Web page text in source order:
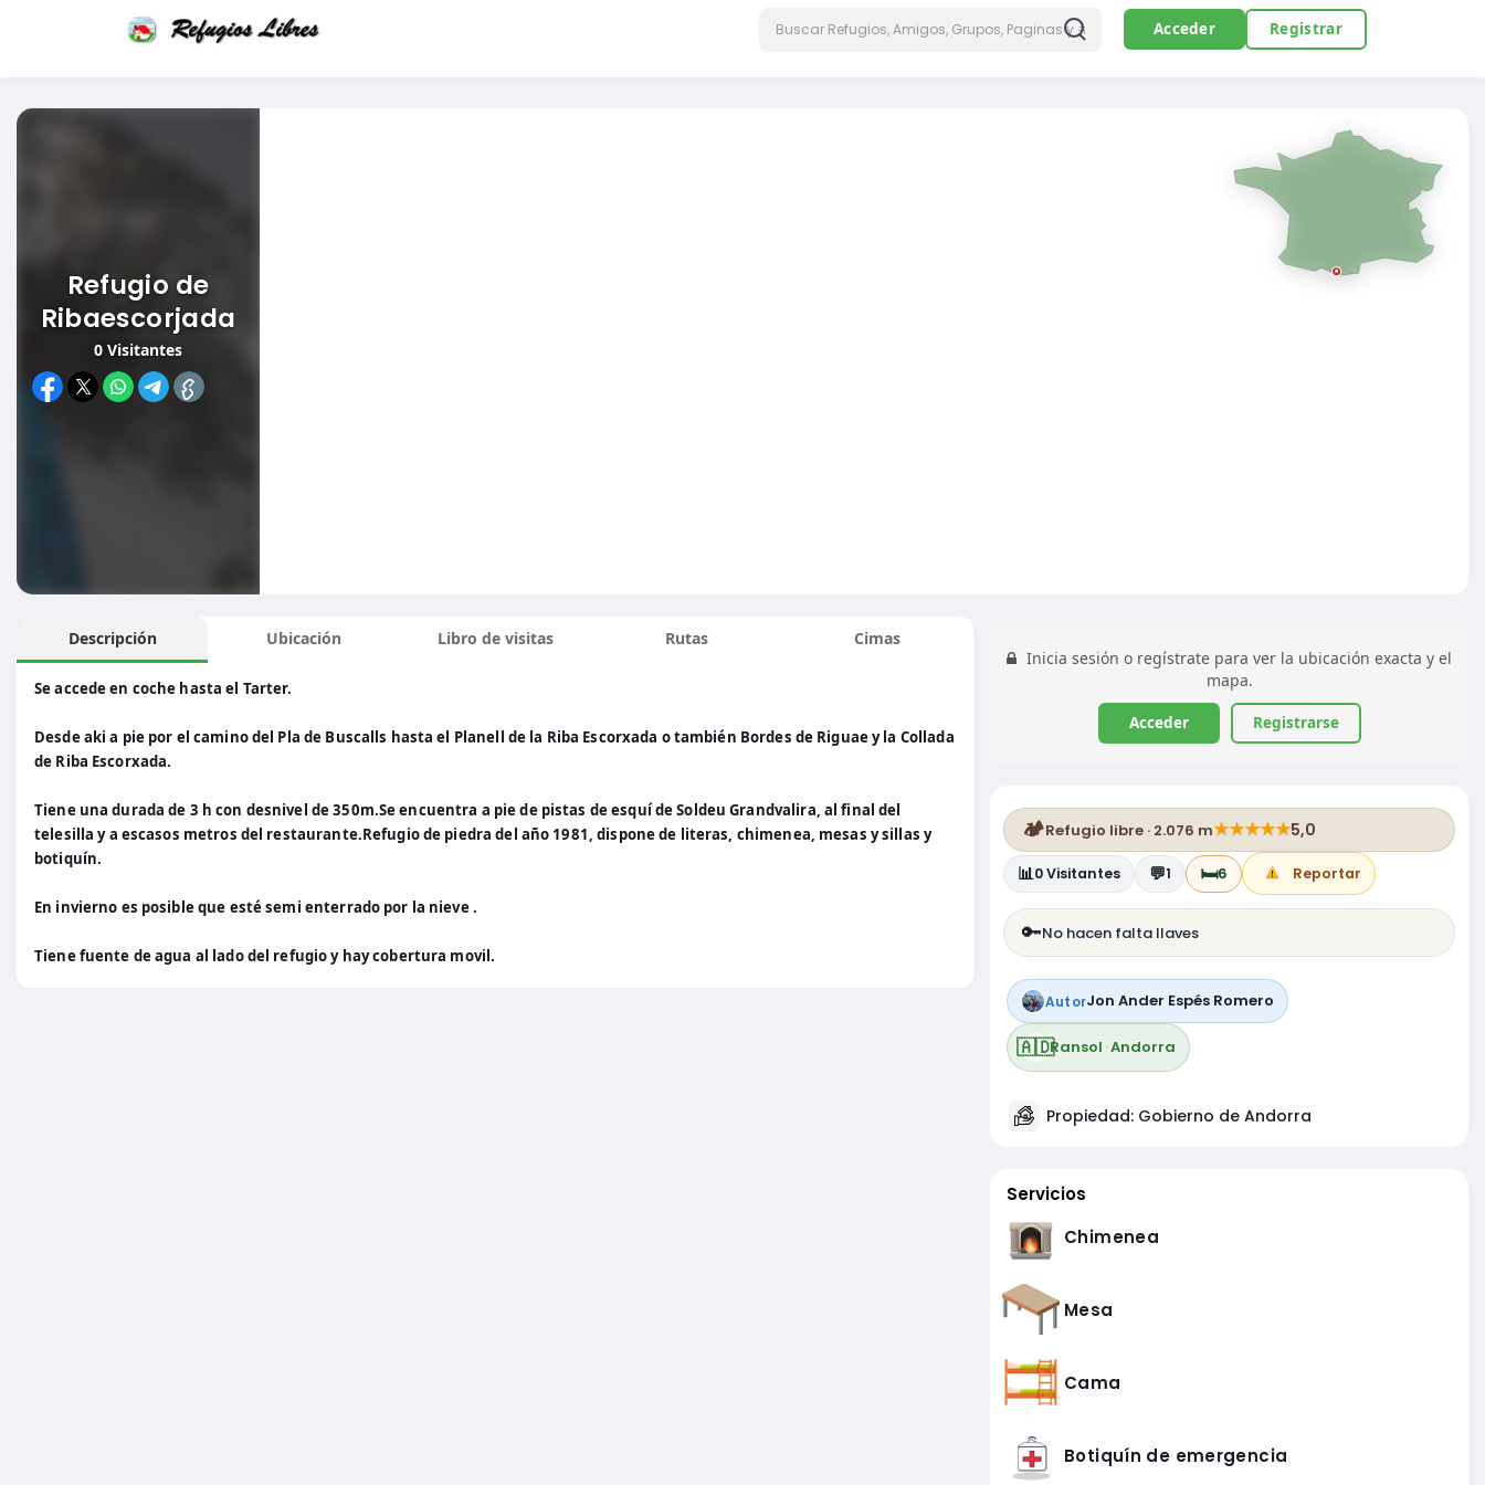
Acceder Registrar
Refugio de
Ribaescorjada
0 Visitantes
Descripción
Se accede en coche hasta el Tarter.
Desde aki a pie por el camino del Pla de Buscalls hasta el Planell de la Riba Escorxada o también Bordes de Riguae y la Collada
de Riba Escorxada.
Tiene una durada de 3 h con desnivel de 350m.Se encuentra a pie de pistas de esquí de Soldeu Grandvalira, al final del
telesilla y a escasos metros del restaurante.Refugio de piedra del año 1981, dispone de literas, chimenea, mesas y sillas y
botiquín.
En invierno es posible que esté semi enterrado por la nieve .
Tiene fuente de agua al lado del refugio y hay cobertura movil.
Ubicación Libro de visitas Rutas
Cimas
Inicia sesión o regístrate para ver la ubicación exacta y el
mapa.
Acceder Registrarse
🏕️Refugio libre · 2.076 m★★★★★5,0
📊0Visitantes 💬1 🛏️6 Reportar
🔑No hacen falta llaves
AutorJon Ander Espés Romero
🇦🇩Ransol ·Andorra
Propiedad: Gobierno de Andorra
Servicios
Chimenea
Mesa
Cama
Botiquín de emergencia